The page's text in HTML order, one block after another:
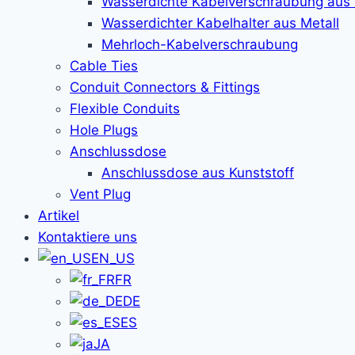
Wasserdichter Kabelhalter aus Metall
Mehrloch-Kabelverschraubung
Cable Ties
Conduit Connectors & Fittings
Flexible Conduits
Hole Plugs
Anschlussdose
Anschlussdose aus Kunststoff
Vent Plug
Artikel
Kontaktiere uns
EN_US
FR
DE
ES
JA